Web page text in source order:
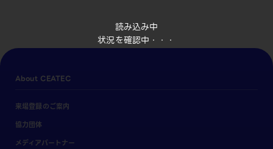
読み込み中
状況を確認中・・・
About CEATEC
来場登録のご案内
協力団体
メディアパートナー